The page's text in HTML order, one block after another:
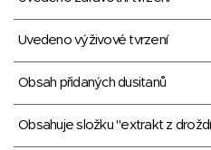
Uvedeno výživové tvrzení
Obsah přidaných dusitanů
Obsahuje složku "extrakt z